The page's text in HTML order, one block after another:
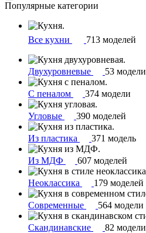
Популярные категории
Все кухни 713 моделей
Двухуровневые 53 модели
С пеналом 374 модели
Угловые 390 моделей
Из пластика 371 модель
Из МДФ 607 моделей
Неоклассика 179 моделей
Современные 564 модели
Скандинавские
82 модели